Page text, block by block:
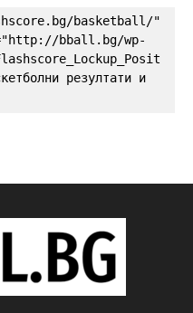
basketball/"
bball.bg/wp-
резултати и